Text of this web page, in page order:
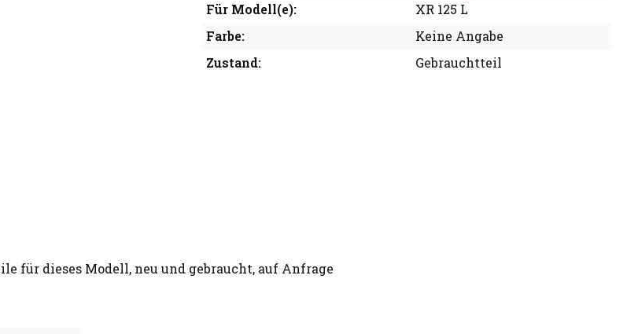
Für Modell(e):
XR 125 L
Farbe:
Keine Angabe
Zustand:
Gebrauchtteil
für dieses Modell, neu und gebraucht, auf Anfrage